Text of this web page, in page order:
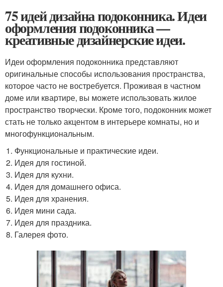
75 идей дизайна подоконника. Идеи
оформления подоконника —
креативные дизайнерские идеи.
Идеи оформления подоконника представляют
оригинальные способы использования пространства,
которое часто не востребуется. Проживая в частном
доме или квартире, вы можете использовать жилое
пространство творчески. Кроме того, подоконник может
стать не только акцентом в интерьере комнаты, но и
многофункциональным.
Функциональные и практические идеи.
Идея для гостиной.
Идея для кухни.
Идея для домашнего офиса.
Идея для хранения.
Идея мини сада.
Идея для праздника.
Галерея фото.